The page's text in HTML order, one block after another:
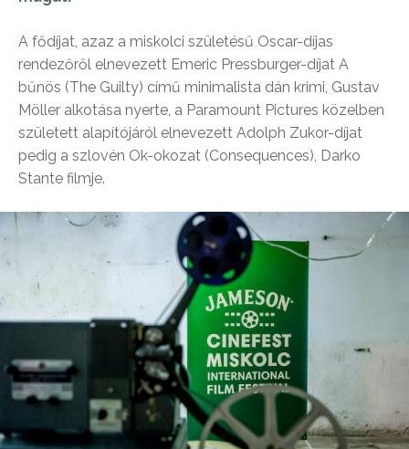
A fődíjat, azaz a miskolci születésű Oscar-díjas
rendezőről elnevezett Emeric Pressburger-díjat A
bűnös (The Guilty) című minimalista dán krimi, Gustav
Möller alkotása nyerte, a Paramount Pictures közelben
született alapítójáról elnevezett Adolph Zukor-díjat
pedig a szlovén Ok-okozat (Consequences), Darko
Stante filmje.